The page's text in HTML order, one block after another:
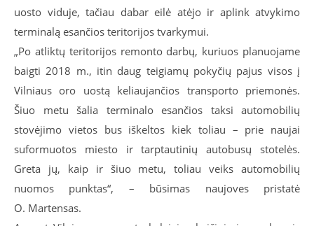
uosto viduje, tačiau dabar eilė atėjo ir aplink atvykimo
terminalą esančios teritorijos tvarkymui.
„Po atliktų teritorijos remonto darbų, kuriuos planuojame
baigti 2018 m., itin daug teigiamų pokyčių pajus visos į
Vilniaus oro uostą keliaujančios transporto priemonės.
Šiuo metu šalia terminalo esančios taksi automobilių
stovėjimo vietos bus iškeltos kiek toliau – prie naujai
suformuotos miesto ir tarptautinių autobusų stotelės.
Greta jų, kaip ir šiuo metu, toliau veiks automobilių
nuomos punktas“, – būsimas naujoves pristatė
O. Martensas.